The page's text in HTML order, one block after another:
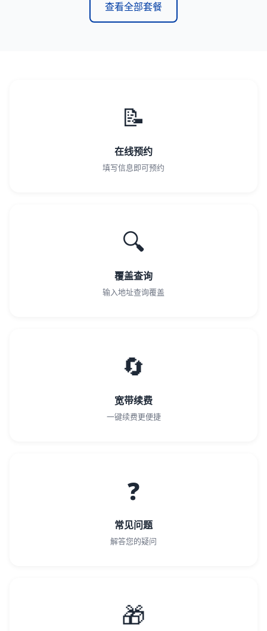
查看全部套餐
📝
在线预约
填写信息即可预约
🔍
覆盖查询
输入地址查询覆盖
🔄
宽带续费
一键续费更便捷
❓
常见问题
解答您的疑问
🎁